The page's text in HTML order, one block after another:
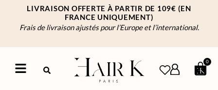
LIVRAISON OFFERTE À PARTIR DE 109€ (EN
FRANCE UNIQUEMENT)
Frais de livraison ajustés pour l’Europe et l’international.
0